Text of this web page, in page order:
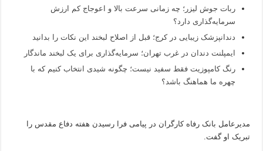
ربات جوش لیزر؛ چه زمانی سرعت بالا و اعوجاج کم ارزش
سرمایه‌گذاری دارد؟
دندانپزشک زیبایی در کرج؛ قبل از اصلاح لبخند این نکات را بدانید
ایمپلنت دندان در غرب تهران؛ سرمایه‌گذاری برای یک لبخند ماندگار
رنگ کامپوزیت فقط سفید نیست؛ چگونه شیدی انتخاب کنیم که با
چهره ما هماهنگ باشد؟
مدیرعامل بانک رفاه کارگران در پیامی فرا رسیدن هفته دفاع مقدس را
تبریک او گفت.